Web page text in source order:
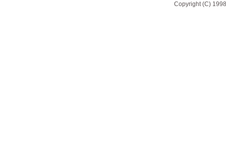
Copyright (C)